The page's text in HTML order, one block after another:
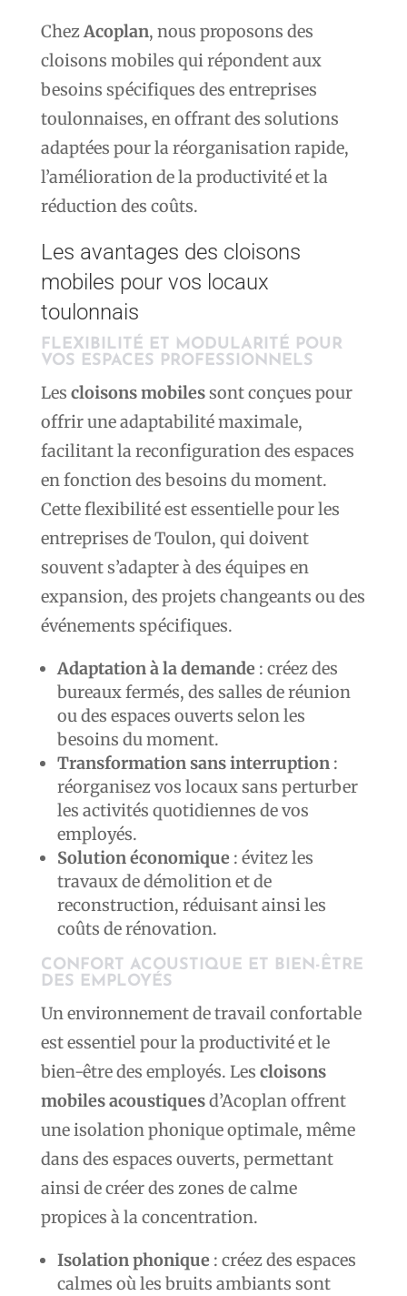
ChezAcoplan, nous proposons des
cloisons mobiles qui répondent aux
besoins spécifiques des entreprises
toulonnaises, en offrant des solutions
adaptées pour la réorganisation rapide,
l’amélioration de la productivité et la
réduction des coûts.
Les avantages des cloisons
mobiles pour vos locaux
toulonnais
FLEXIBILITÉ ET MODULARITÉ POUR
VOS ESPACES PROFESSIONNELS
Les cloisons mobilessont conçues pour
offrir une adaptabilité maximale,
facilitant la reconfiguration des espaces
en fonction des besoins du moment.
Cette flexibilité est essentielle pour les
entreprises de Toulon, qui doivent
souvent s’adapter à des équipes en
expansion, des projets changeants ou des
événements spécifiques.
Adaptation à la demande : créez des
bureaux fermés, des salles de réunion
ou des espaces ouverts selon les
besoins du moment.
Transformation sans interruption:
réorganisez vos locaux sans perturber
les activités quotidiennes de vos
employés.
Solution économique : évitez les
travaux de démolition et de
reconstruction, réduisant ainsi les
coûts de rénovation.
CONFORT ACOUSTIQUE ET BIEN-ÊTRE
DES EMPLOYÉS
Un environnement de travail confortable
est essentiel pour la productivité et le
bien-être des employés. Les cloisons
mobiles acoustiquesd’Acoplan offrent
une isolation phonique optimale, même
dans des espaces ouverts, permettant
ainsi de créer des zones de calme
propices à la concentration.
Isolation phonique : créez des espaces
calmes où les bruits ambiants sont